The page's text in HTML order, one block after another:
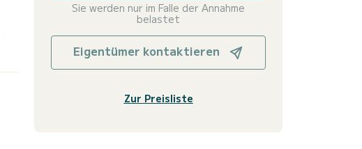
Sie werden nur im Falle der Annahme
belastet
Eigentümer kontaktieren
Zur Preisliste